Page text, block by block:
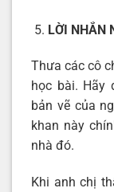
LỜI NHẮN
Thưa các cô
học bài. Hãy
bản vẽ của
khan này
nhà đó.
Khi anh chị